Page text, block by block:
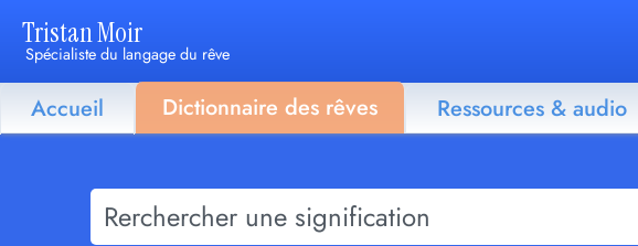
Tristan Moir
Spécialiste du langage du rêve
Accueil Dictionnaire des rêves Ressources & audio